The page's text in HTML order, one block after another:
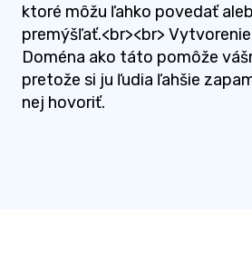
ktoré môžu ľahko povedať
premýšľať.<br><br>
Doména ako táto pomôže
pretože si ju ľudia ľahšie
nej hovoriť.